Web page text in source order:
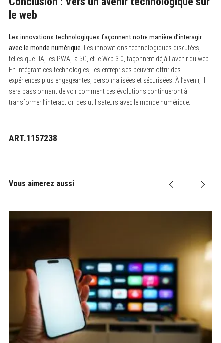
le web
Les innovations technologiques façonnent notre manière d’interagir
avec le monde numérique.
Les innovations technologiques discutées,
telles que l’IA, les PWA, la 5G, et le Web 3.0, façonnent déjà l’avenir du web.
En intégrant ces technologies, les entreprises peuvent offrir des
expériences plus engageantes, personnalisées et sécurisées. À l’avenir, il
sera passionnant de voir comment ces évolutions continueront à
transformer l’interaction des utilisateurs avec le monde numérique.
ART.1157238
Vous aimerez aussi